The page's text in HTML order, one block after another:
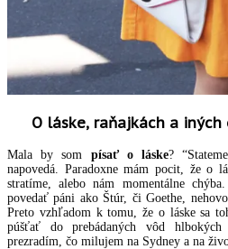
O láske, raňajkách a
Mala by som písať o láske?
napovedá. Paradoxne mám pocit, že o
stratíme, alebo nám momentálne
povedať páni ako Štúr, či Goethe,
Preto vzhľadom k tomu, že o láske sa
púšťať do prebádaných vôd
prezradím, čo milujem na Sydney a na